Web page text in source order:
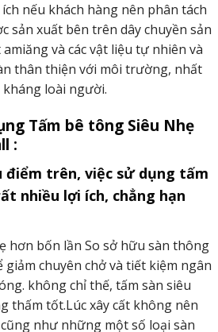
nếu khách hàng nên phân tách
sản xuất bên trên dây chuyền sản
và các vật liệu tự nhiên và
thân thiện với môi trường, nhất
kháng loài người.
Tấm bê tông Siêu Nhẹ
:
điểm trên, việc sử dụng tấm
nhiều lợi ích, chẳng hạn
hơn bốn lần So sở hữu sàn thông
chuyên chở và tiết kiệm ngân
không chỉ thế, tấm sàn siêu
thấm tốt.Lúc xây cất không nên
như những một số loại sàn